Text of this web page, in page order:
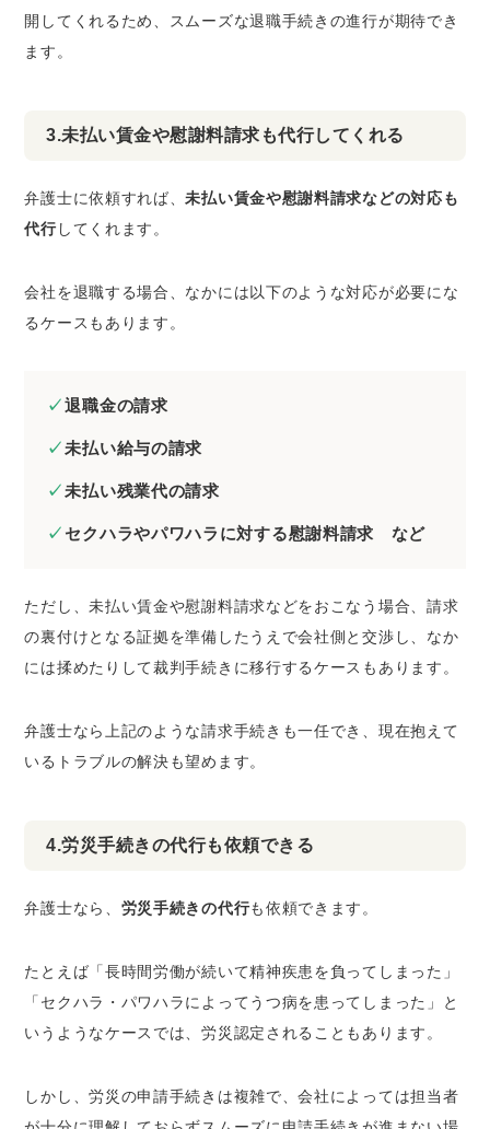
開してくれるため、スムーズな退職手続きの進行が期待でき
ます。
3.未払い賃金や慰謝料請求も代行してくれる
弁護士に依頼すれば、未払い賃金や慰謝料請求などの対応も
代行してくれます。
会社を退職する場合、なかには以下のような対応が必要にな
るケースもあります。
退職金の請求
未払い給与の請求
未払い残業代の請求
セクハラやパワハラに対する慰謝料請求 など
ただし、未払い賃金や慰謝料請求などをおこなう場合、請求
の裏付けとなる証拠を準備したうえで会社側と交渉し、なか
には揉めたりして裁判手続きに移行するケースもあります。
弁護士なら上記のような請求手続きも一任でき、現在抱えて
いるトラブルの解決も望めます。
4.労災手続きの代行も依頼できる
弁護士なら、 労災手続きの代行も依頼できます。
たとえば「長時間労働が続いて精神疾患を負ってしまった」
「セクハラ・パワハラによってうつ病を患ってしまった」と
いうようなケースでは、労災認定されることもあります。
しかし、労災の申請手続きは複雑で、会社によっては担当者